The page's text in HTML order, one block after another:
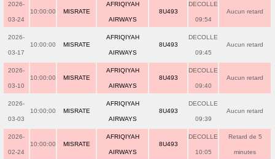
2026-
03-24
10:00:00 MISRATE
AFRIQIYAH
AIRWAYS
8U493
DECOLLE
09:54
Aucun retard
2026-
03-17
10:00:00 MISRATE
AFRIQIYAH
AIRWAYS
8U493
DECOLLE
09:45
Aucun retard
2026-
03-10
10:00:00 MISRATE
AFRIQIYAH
AIRWAYS
8U493
DECOLLE
09:40
Aucun retard
2026-
03-03
10:00:00 MISRATE
AFRIQIYAH
AIRWAYS
8U493
DECOLLE
09:39
Aucun retard
2026-
02-24
10:00:00 MISRATE
AFRIQIYAH
AIRWAYS
8U493
DECOLLE
10:05
Retard de 5
minutes